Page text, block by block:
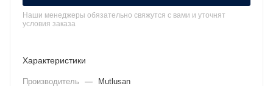
Наши менеджеры обязательно свяжутся с вами и уточнят
условия заказа
Характеристики
Производитель —
Mutlusan